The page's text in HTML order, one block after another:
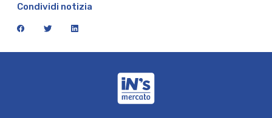
Condividi notizia
facebook twitter linkedin